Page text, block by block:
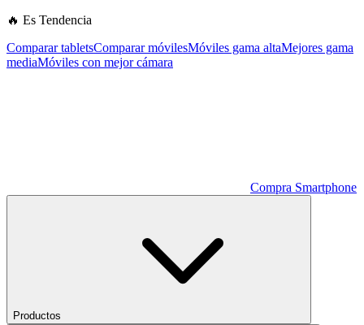
🔥 Es Tendencia
Comparar tabletsComparar móvilesMóviles gama altaMejores gama
mediaMóviles con mejor cámara
Compra Smartphone
Productos